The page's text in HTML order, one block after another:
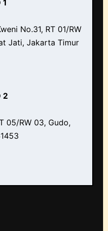
No.31, RT 01/RW
Jati, Jakarta Timur
2
05/RW 03, Gudo,